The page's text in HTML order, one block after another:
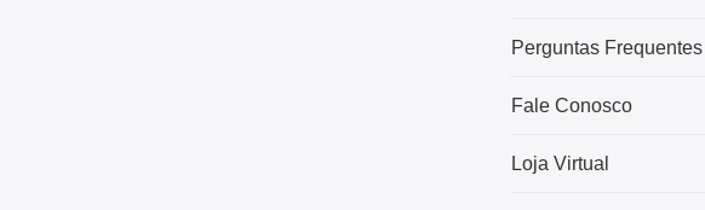
Perguntas Frequentes
Fale Conosco
Loja Virtual